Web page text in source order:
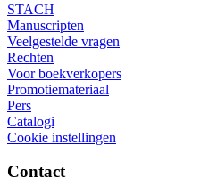
STACH
Manuscripten
Veelgestelde vragen
Rechten
Voor boekverkopers
Promotiemateriaal
Pers
Catalogi
Cookie instellingen
Contact